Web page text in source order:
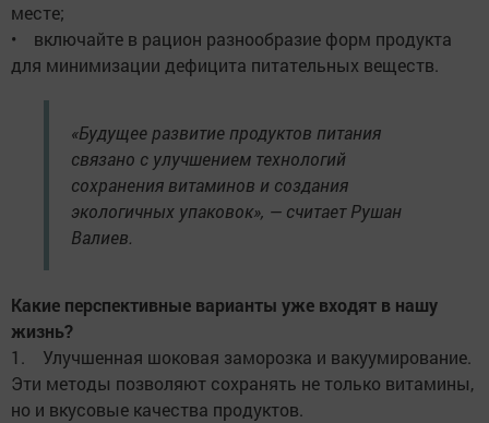
месте;
• включайте в рацион разнообразие форм продукта
для минимизации дефицита питательных веществ.
«Будущее развитие продуктов питания
связано с улучшением технологий
сохранения витаминов и создания
экологичных упаковок», — считает Рушан
Валиев.
Какие перспективные варианты уже входят в нашу
жизнь?
1. Улучшенная шоковая заморозка и вакуумирование.
Эти методы позволяют сохранять не только витамины,
но и вкусовые качества продуктов.